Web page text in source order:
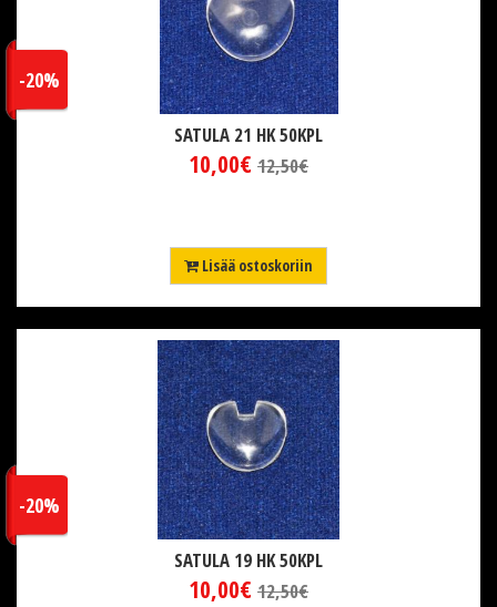
SATULA 21 HK 50KPL
10,00€
-20%
12,50€
Lisää ostoskoriin
SATULA 19 HK 50KPL
10,00€
-20%
12,50€